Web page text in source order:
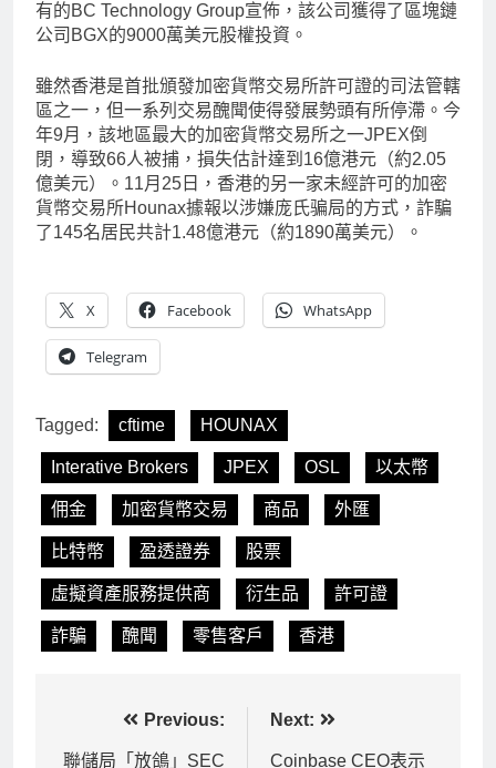
有的BC Technology Group宣佈，該公司獲得了區塊鏈
公司BGX的9000萬美元股權投資。
雖然香港是首批頒發加密貨幣交易所許可證的司法管轄
區之一，但一系列交易醜聞使得發展勢頭有所停滯。今
年9月，該地區最大的加密貨幣交易所之一JPEX倒
閉，導致66人被捕，損失估計達到16億港元（約2.05
億美元）。11月25日，香港的另一家未經許可的加密
貨幣交易所Hounax據報以涉嫌庞氏骗局的方式，詐騙
了145名居民共計1.48億港元（約1890萬美元）。
X Facebook WhatsApp
Telegram
Tagged: cftime HOUNAX
Interative Brokers JPEX OSL 以太幣
佣金 加密貨幣交易 商品 外匯
比特幣 盈透證券 股票
虛擬資產服務提供商 衍生品 許可證
詐騙 醜聞 零售客戶 香港
Previous:
聯儲局「放鴿」SEC
Next:
Coinbase CEO表示